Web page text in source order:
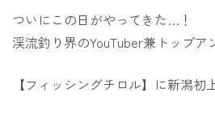
ついにこの日がやってきた…！
渓流釣り界のYouTuber兼トップ
【フィッシングチロル】に新潟初